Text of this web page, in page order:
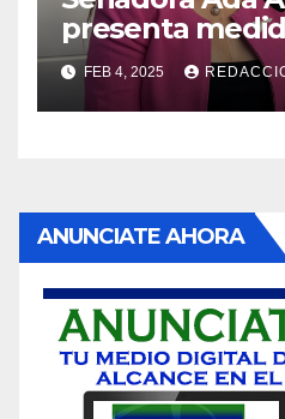
presenta
violencia en el
FEB 4, 2025
ANUNCIATE AHORA